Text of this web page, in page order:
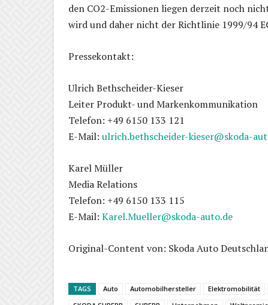
den CO2-Emissionen liegen derzeit noch
wird und daher nicht der Richtlinie 1999/94
Pressekontakt:
Ulrich Bethscheider-Kieser
Leiter Produkt- und Markenkommunikation
Telefon: +49 6150 133 121
E-Mail: ulrich.bethscheider-kieser@skoda-
Karel Müller
Media Relations
Telefon: +49 6150 133 115
E-Mail: Karel.Mueller@skoda-auto.de
Original-Content von: Skoda Auto
TAGS Auto Automobilhersteller Elektromobilität